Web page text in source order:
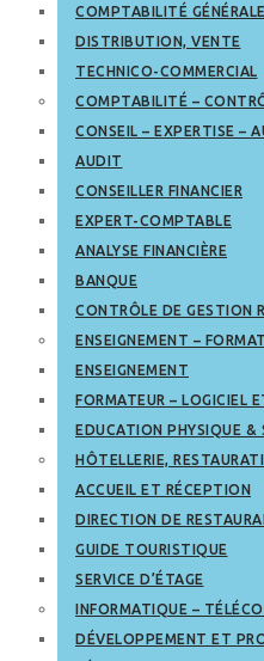
COMPTABILITÉ GÉNÉRALE
DISTRIBUTION, VENTE
TECHNICO-COMMERCIAL
COMPTABILITÉ –
CONSEIL – EXPERTISE –
AUDIT
CONSEILLER FINANCIER
EXPERT-COMPTABLE
ANALYSE FINANCIÈRE
BANQUE
CONTRÔLE DE GESTION
ENSEIGNEMENT –
ENSEIGNEMENT
FORMATEUR – LOGICIEL
EDUCATION PHYSIQUE &
HÔTELLERIE,
ACCUEIL ET RÉCEPTION
DIRECTION DE
GUIDE TOURISTIQUE
SERVICE D’ÉTAGE
INFORMATIQUE –
DÉVELOPPEMENT ET